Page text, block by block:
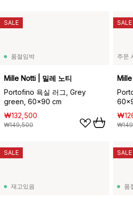
품절임박
Mille Notti | 밀레 노티
Portofino 욕실 러그, Grey
green, 60x90 cm
₩132,500
₩149,500
SALE
주문
SALE
재고있음
SALE
품
SALE